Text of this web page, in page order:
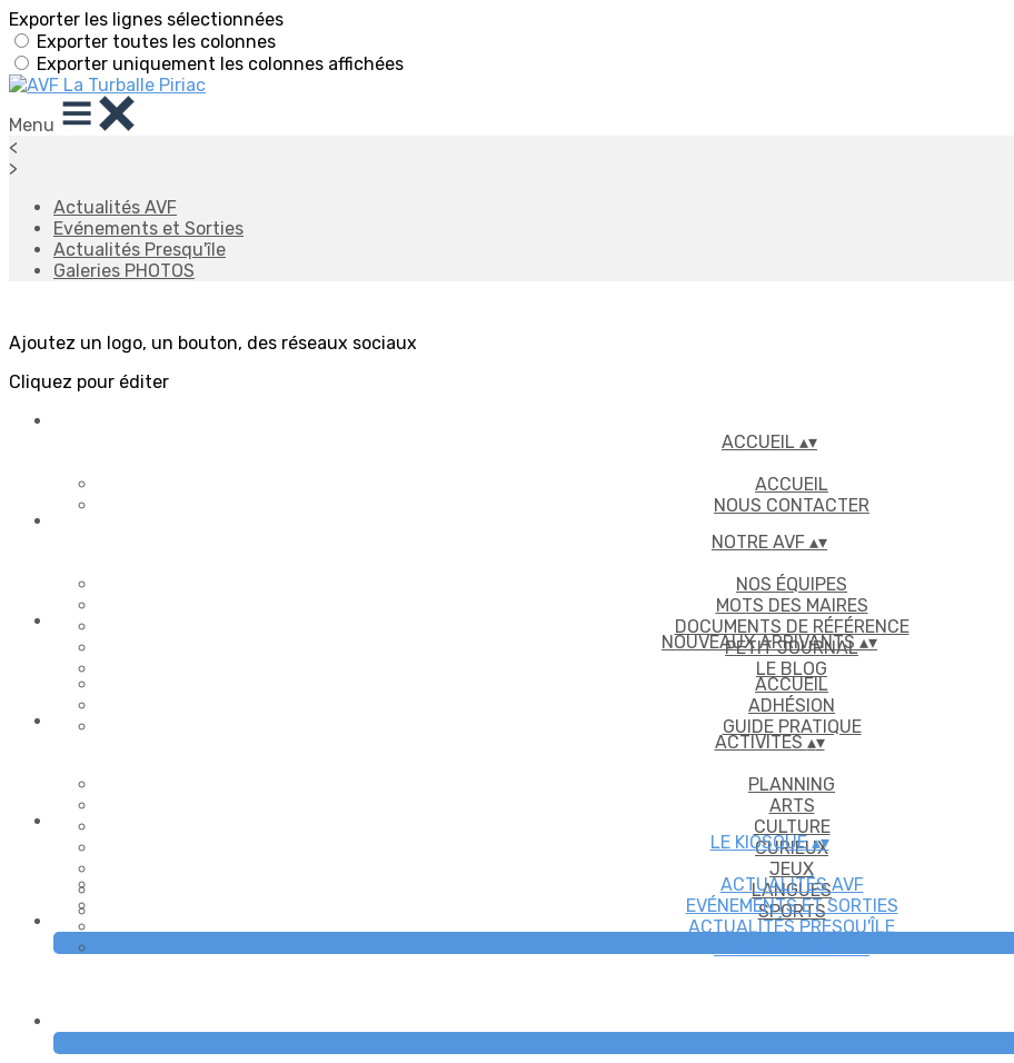
Exporter les lignes sélectionnées
Exporter toutes les colonnes
Exporter uniquement les colonnes affichées
Menu
<
>
Actualités AVF
Evénements et Sorties
Actualités Presqu'île
Galeries PHOTOS
Ajoutez un logo, un bouton, des réseaux sociaux
Cliquez pour éditer
ACCUEIL ▴▾
ACCUEIL
NOUS CONTACTER
NOTRE AVF ▴▾
NOS ÉQUIPES
MOTS DES MAIRES
DOCUMENTS DE RÉFÉRENCE
PETIT JOURNAL
LE BLOG
NOUVEAUX ARRIVANTS▴▾
ACCUEIL
ADHÉSION
GUIDE PRATIQUE
ACTIVITES▴▾
PLANNING
ARTS
CULTURE
CURIEUX
JEUX
LANGUES
SPORTS
LE KIOSQUE▴▾
ACTUALITÉS AVF
EVÉNEMENTS ET SORTIES
ACTUALITÉS PRESQU'ÎLE